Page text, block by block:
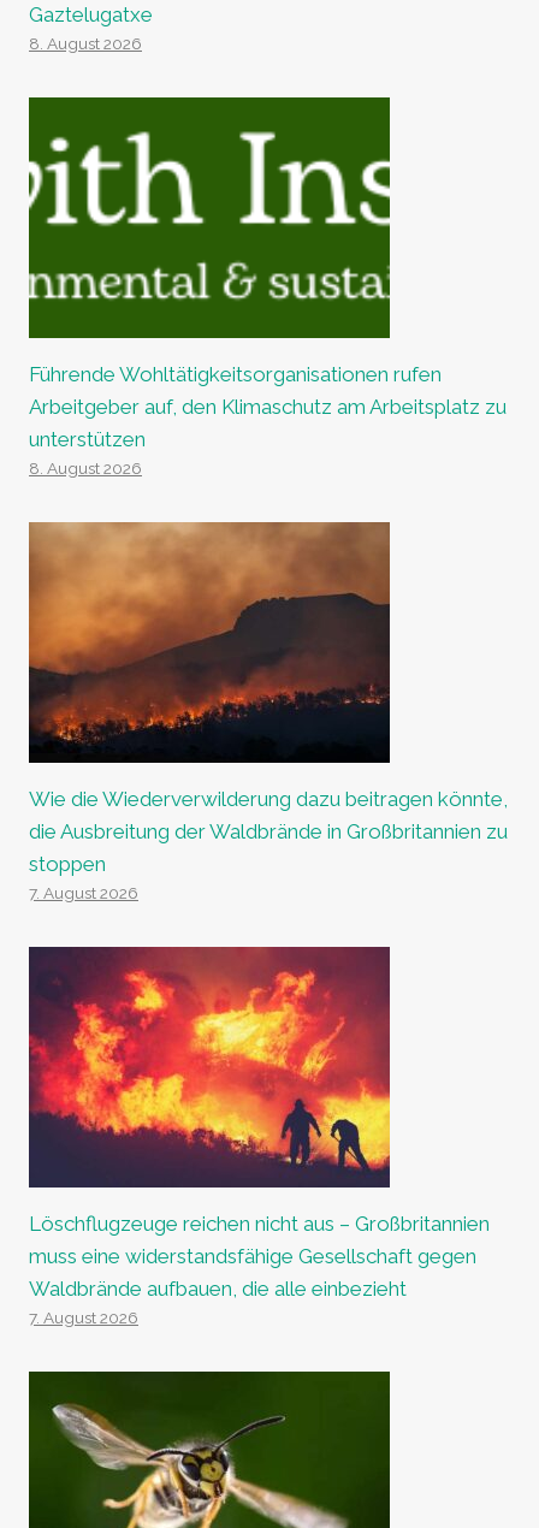
Gaztelugatxe
8. August 2026
Führende Wohltätigkeitsorganisationen rufen
Arbeitgeber auf, den Klimaschutz am Arbeitsplatz zu
unterstützen
8. August 2026
Wie die Wiederverwilderung dazu beitragen könnte,
die Ausbreitung der Waldbrände in Großbritannien zu
stoppen
7. August 2026
Löschflugzeuge reichen nicht aus – Großbritannien
muss eine widerstandsfähige Gesellschaft gegen
Waldbrände aufbauen, die alle einbezieht
7. August 2026